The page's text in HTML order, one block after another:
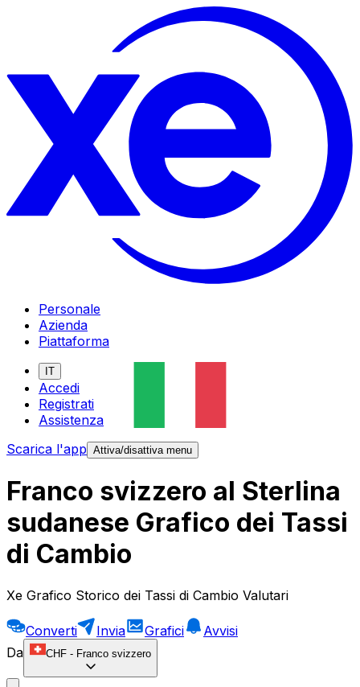
Personale
Azienda
Piattaforma
IT
Accedi
Registrati
Assistenza
Scarica l'app Attiva/disattiva menu
Franco svizzero al Sterlina
sudanese Grafico dei Tassi
di Cambio
Xe Grafico Storico dei Tassi di Cambio Valutari
Converti Invia Grafici
Avvisi
Da
CHF - Franco svizzero